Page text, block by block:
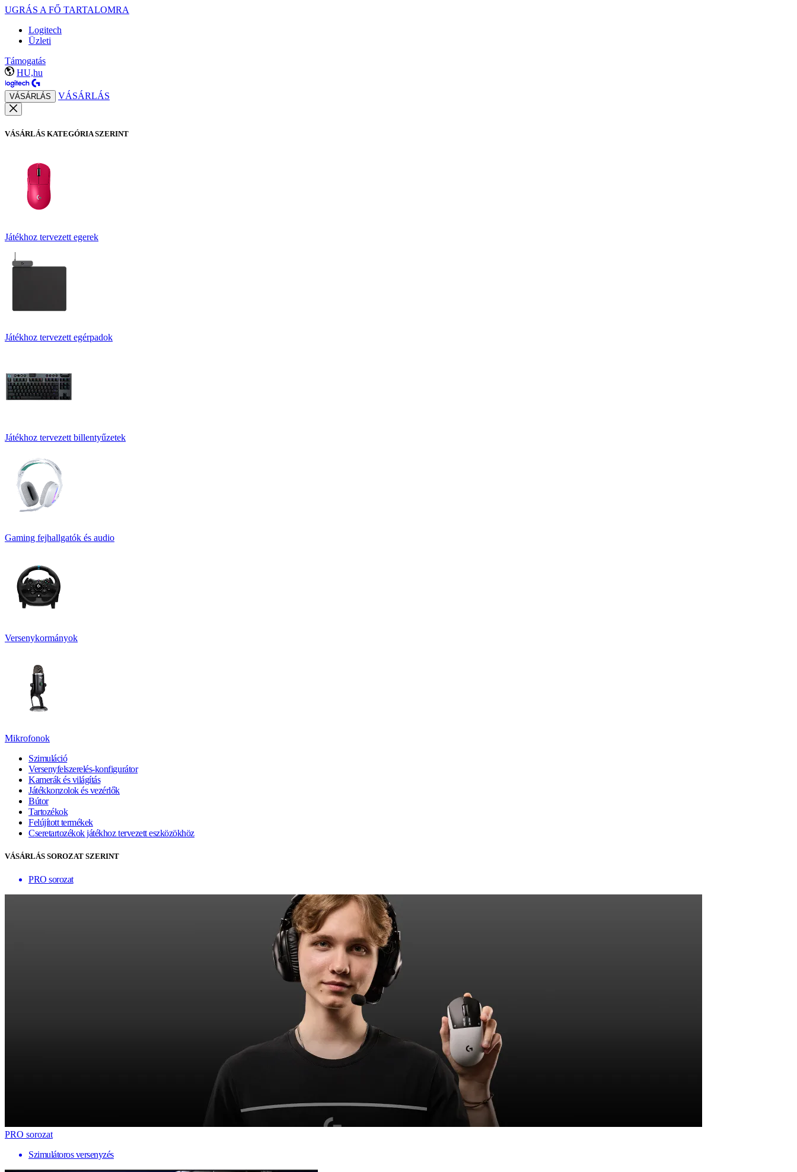
UGRÁS A FŐ TARTALOMRA
Logitech
Üzleti
Támogatás
HU,hu
VÁSÁRLÁS VÁSÁRLÁS
VÁSÁRLÁS KATEGÓRIA SZERINT
Játékhoz tervezett egerek
Játékhoz tervezett egérpadok
Játékhoz tervezett billentyűzetek
Gaming fejhallgatók és audio
Versenykormányok
Mikrofonok
Szimuláció
Versenyfelszerelés-konfigurátor
Kamerák és világítás
Játékkonzolok és vezérlők
Bútor
Tartozékok
Felújított termékek
Cseretartozékok játékhoz tervezett eszközökhöz
VÁSÁRLÁS SOROZAT SZERINT
PRO sorozat
PRO sorozat
Szimulátoros versenyzés